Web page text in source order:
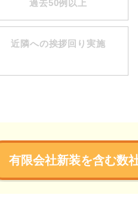
過去50例以上
近隣への挨拶回り実施
有限会社新装を含む数